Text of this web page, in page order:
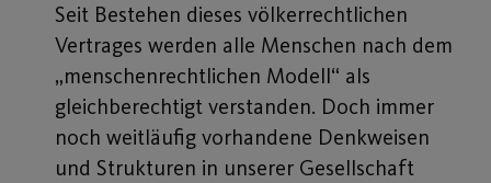
Seit Bestehen dieses völkerrechtlichen
Vertrages werden alle Menschen nach dem
„menschenrechtlichen Modell“ als
gleichberechtigt verstanden. Doch immer
noch weitläufig vorhandene Denkweisen
und Strukturen in unserer Gesellschaft